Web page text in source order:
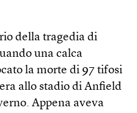
della tragedia di
una calca
la morte di 97 tifosi
allo stadio di Anfield
Appena aveva